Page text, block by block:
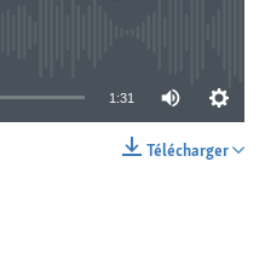
available
1:31
Télécharger